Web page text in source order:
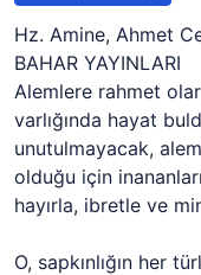
Hz. Amine, Ahmet
BAHAR YAYINLARI
Alemlere rahmet
varlığında hayat
unutulmayacak,
olduğu için
hayırla, ibretle ve
O, sapkınlığın her